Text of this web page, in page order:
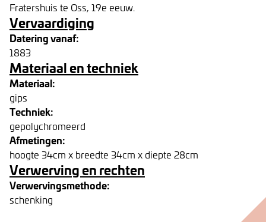
Fratershuis te Oss, 19e eeuw.
Vervaardiging
Datering vanaf:
1883
Materiaal en techniek
Materiaal:
gips
Techniek:
gepolychromeerd
Afmetingen:
hoogte 34cm x breedte 34cm x diepte 28cm
Verwerving en rechten
Verwervingsmethode:
schenking